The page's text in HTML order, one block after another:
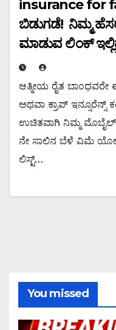
insurance for
ಬಿಡುಗಡೆ! ನಿಮ್ಮ
ಮಾಡುವ ಲಿಂಕ್
ಆತ್ಮೀಯ ರೈತ
ಅಥವಾ ಕ್ರಾಪ್ ಇನ್ಸೂರೆನ್ಸ್
ಉಚಿತವಾಗಿ ನಿಮ್ಮ ಮೊಬೈಲ್
ನೇ ಸಾಲಿನ ಬೆಳೆ ವಿಮೆ
ಲಿಸ್ಟ್…
You missed